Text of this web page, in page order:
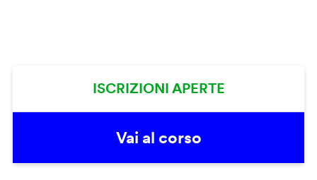
ISCRIZIONI APERTE
Vai al corso